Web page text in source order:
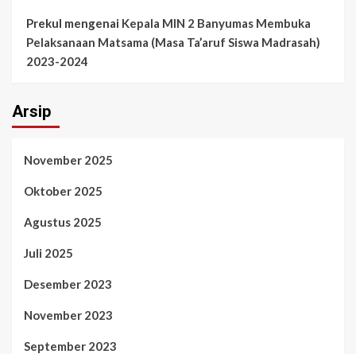
Prekul mengenai Kepala MIN 2 Banyumas Membuka
Pelaksanaan Matsama (Masa Ta’aruf Siswa Madrasah)
2023-2024
Arsip
November 2025
Oktober 2025
Agustus 2025
Juli 2025
Desember 2023
November 2023
September 2023